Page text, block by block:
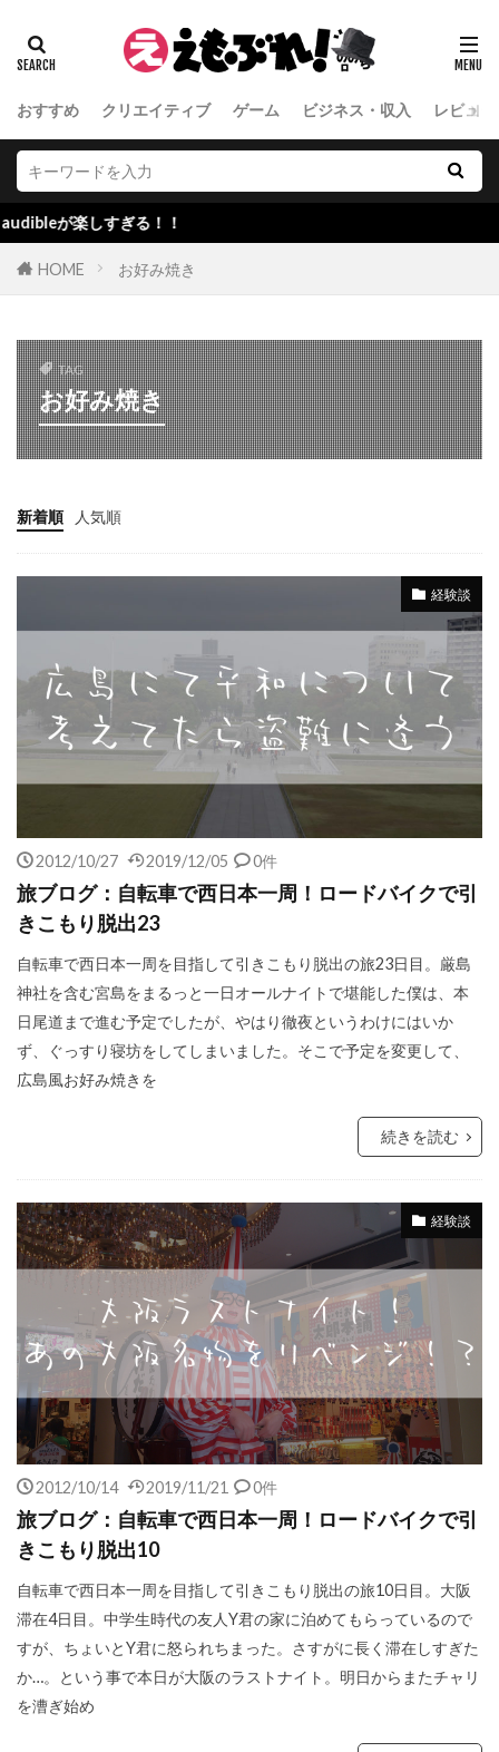
おすすめ クリエイティブ ゲーム ビジネス・収入 レビュー
楽しすぎる！！
HOME お好み焼き
TAG
お好み焼き
新着順 人気順
経験談
2012/10/27 2019/12/05 0件
旅ブログ：自転車で西日本一周！ロードバイクで引
きこもり脱出23
自転車で西日本一周を目指して引きこもり脱出の旅23日目。厳島
神社を含む宮島をまるっと一日オールナイトで堪能した僕は、本
日尾道まで進む予定でしたが、やはり徹夜というわけにはいか
ず、ぐっすり寝坊をしてしまいました。そこで予定を変更して、
広島風お好み焼きを
続きを読む
経験談
2012/10/14 2019/11/21 0件
旅ブログ：自転車で西日本一周！ロードバイクで引
きこもり脱出10
自転車で西日本一周を目指して引きこもり脱出の旅10日目。大阪
滞在4日目。中学生時代の友人Y君の家に泊めてもらっているので
すが、ちょいとY君に怒られちまった。さすがに長く滞在しすぎた
か…。という事で本日が大阪のラストナイト。明日からまたチャリ
を漕ぎ始め